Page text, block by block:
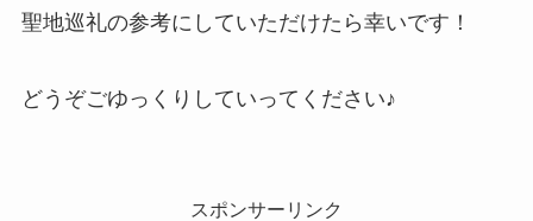
聖地巡礼の参考にしていただけたら幸いです！
どうぞごゆっくりしていってください♪
スポンサーリンク